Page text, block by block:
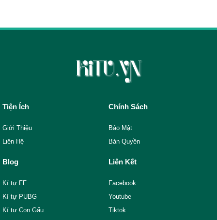
Tiện Ích
Giới Thiệu
Liên Hệ
Chính Sách
Bảo Mật
Bản Quyền
Blog
Kí tự FF
Kí tự PUBG
Kí tự Con Gấu
Liên Kết
Facebook
Youtube
Tiktok